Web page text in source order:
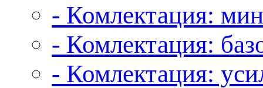
- Комлектация:
- Комлектация:
- Комлектация: